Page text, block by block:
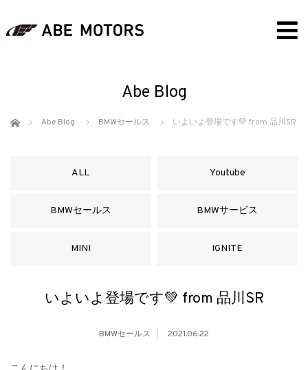
Abe Blog
ホーム Abe Blog BMWセールス いよいよ登場です💚 from 品川SR
ALL Youtube
BMWセールス BMWサービス
MINI IGNITE
いよいよ登場です💚 from 品川SR
BMWセールス 2021.06.22